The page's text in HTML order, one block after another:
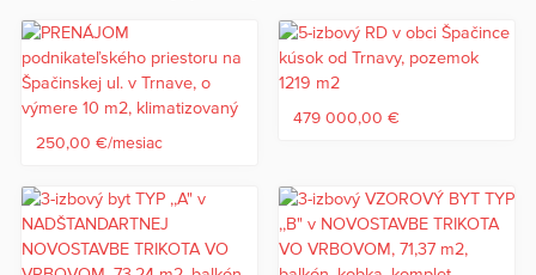
250,00 €/mesiac
479 000,00 €